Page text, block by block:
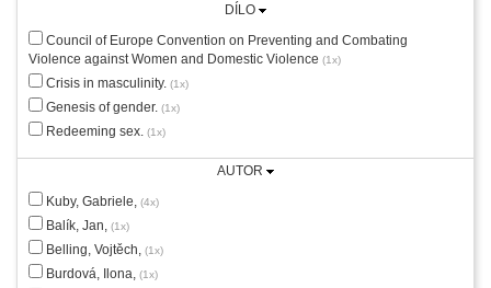
DÍLO
Council of Europe Convention on Preventing and Combating
Violence against Women and Domestic Violence (1x)
Crisis in masculinity. (1x)
Genesis of gender. (1x)
Redeeming sex. (1x)
AUTOR
Kuby, Gabriele,
(4x)
Balík, Jan, (1x)
Belling, Vojtěch, (1x)
Burdová, Ilona, (1x)